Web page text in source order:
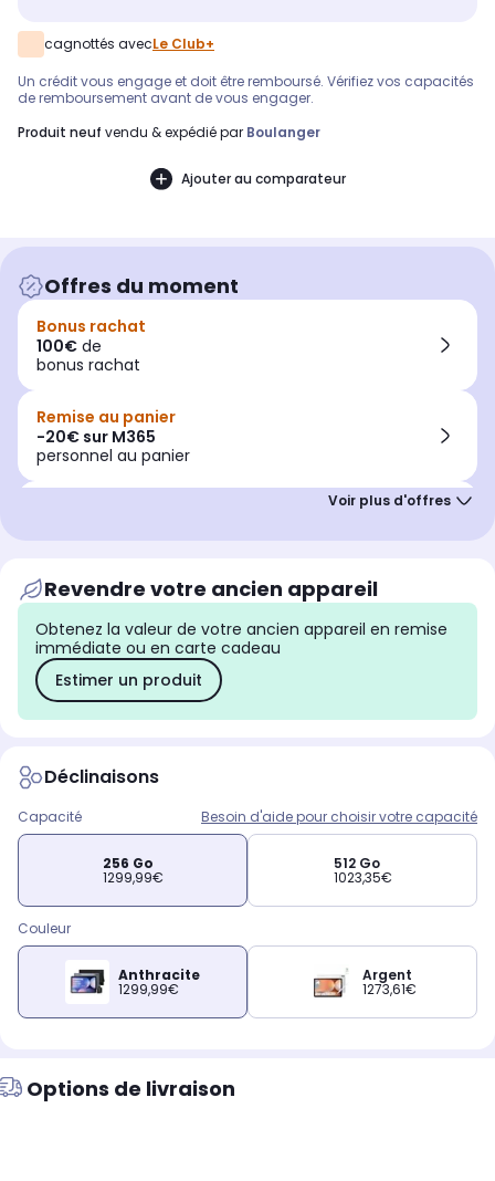
cagnottés avecLe Club+
Un crédit vous engage et doit être remboursé. Vérifiez vos capacités
de remboursement avant de vous engager.
produit neuf vendu & expédié par Boulanger
Ajouter au comparateur
Offres du moment
Bonus rachat
100€ de
bonus rachat
Remise au panier
-20€ sur M365
personnel au panier
Revendre votre ancien appareil
Obtenez la valeur de votre ancien appareil en remise
immédiate ou en carte cadeau
Estimer un produit
Déclinaisons
Capacité Besoin d'aide pour choisir votre capacité
256 Go
1299,99€
512 Go
1023,35€
Couleur
Anthracite
1299,99€
Argent
1273,61€
Options de livraison